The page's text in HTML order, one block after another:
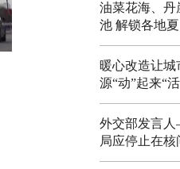
油菜花海、丹
池 解锁各地
暖心改造让城
源“动”起来“
外交部发言
局应停止在核